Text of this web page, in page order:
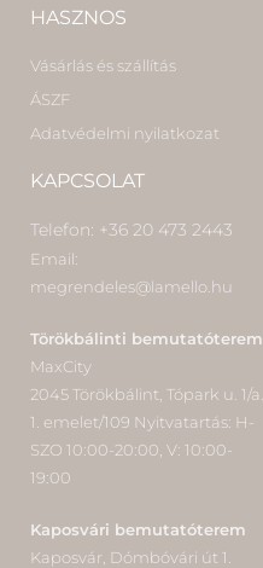
HASZNOS
Vásárlás és szállítás
ÁSZF
Adatvédelmi nyilatkozat
KAPCSOLAT
Telefon: +36 20 473 2443
Email:
megrendeles@lamello.hu
Törökbálinti bemutatóterem
MaxCity
2045 Törökbálint, Tópark u. 1/a.
1. emelet/109 Nyitvatartás: H-
SZO 10:00-20:00, V: 10:00-
19:00
Kaposvári bemutatóterem
Kaposvár, Dómbóvári út 1.